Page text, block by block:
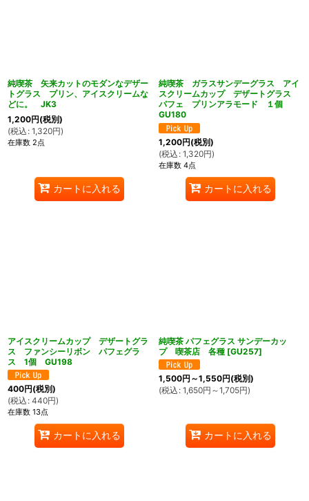
純喫茶 矢来カットのモダンなデザー
トグラス プリン、アイスクリームな
どに。 JK3
1,200円(税別)
(税込 : 1,320円)
在庫数 2点
カートに入れる
純喫茶 ガラスサンデーグラス アイ
スクリームカップ デザートグラス
パフェ プリンアラモード １個
GU180
1,200円(税別)
(税込 : 1,320円)
在庫数 4点
カートに入れる
アイスクリームカップ デザートグラ
ス ファンシーリボン パフェグラ
ス 1個 GU198
400円(税別)
(税込 : 440円)
在庫数 13点
カートに入れる
純喫茶 パフェグラス サンデーカッ
プ 喫茶店 各種 [GU257]
1,500円 ～1,550円(税別)
(税込 : 1,650円 ～1,705円)
カートに入れる